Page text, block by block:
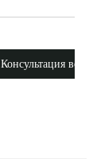
Консультация